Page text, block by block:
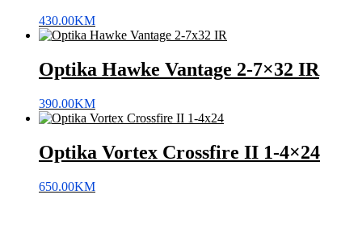
430.00KM
Optika Hawke Vantage 2-7×32 IR
390.00KM
Optika Vortex Crossfire II 1-4×24
650.00KM